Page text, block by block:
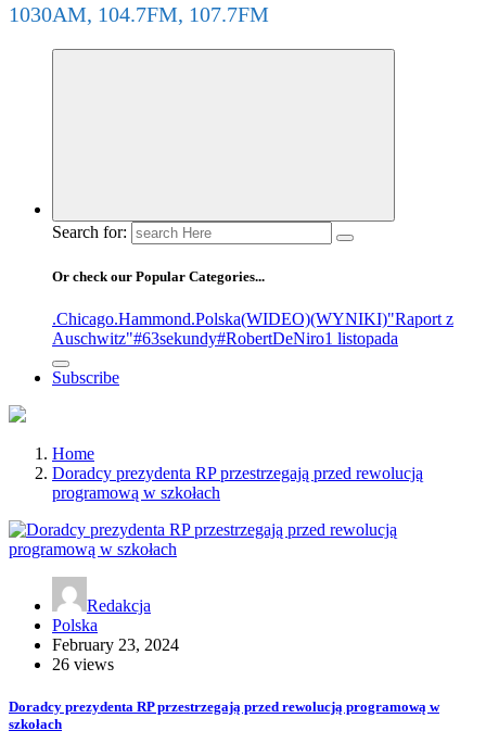
1030AM, 104.7FM, 107.7FM
Search for:
Or check our Popular Categories...
.Chicago.Hammond.Polska(WIDEO)(WYNIKI)"Raport z
Auschwitz"#63sekundy#RobertDeNiro1 listopada
Subscribe
Home
Doradcy prezydenta RP przestrzegają przed rewolucją
programową w szkołach
Redakcja
Polska
February 23, 2024
26 views
Doradcy prezydenta RP przestrzegają przed rewolucją programową w
szkołach